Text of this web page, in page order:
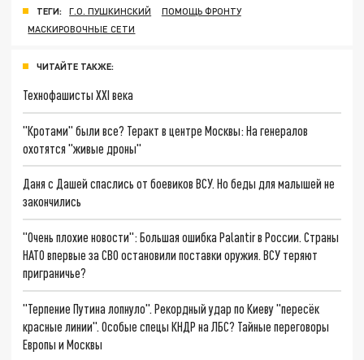
ТЕГИ: Г.О. ПУШКИНСКИЙ
ПОМОЩЬ ФРОНТУ
МАСКИРОВОЧНЫЕ СЕТИ
ЧИТАЙТЕ ТАКЖЕ:
Технофашисты XXI века
"Кротами" были все? Теракт в центре Москвы: На генералов
охотятся "живые дроны"
Даня с Дашей спаслись от боевиков ВСУ. Но беды для малышей не
закончились
"Очень плохие новости": Большая ошибка Palantir в России. Страны
НАТО впервые за СВО остановили поставки оружия. ВСУ теряют
приграничье?
"Терпение Путина лопнуло". Рекордный удар по Киеву "пересёк
красные линии". Особые спецы КНДР на ЛБС? Тайные переговоры
Европы и Москвы